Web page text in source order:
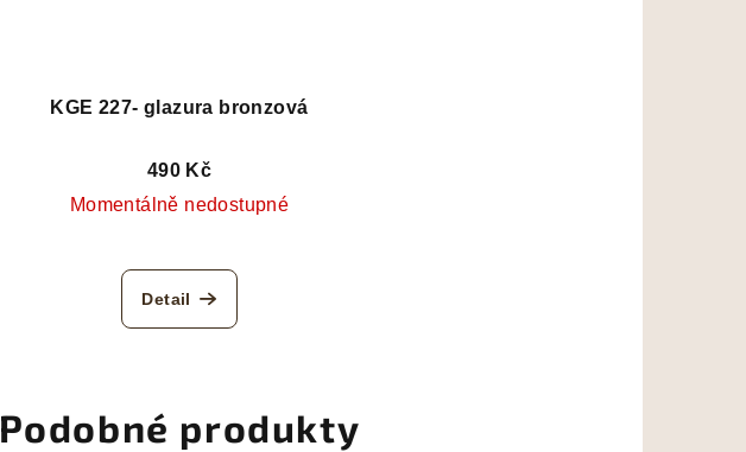
KGE 227- glazura bronzová
490 Kč
Momentálně nedostupné
Detail
Podobné produkty